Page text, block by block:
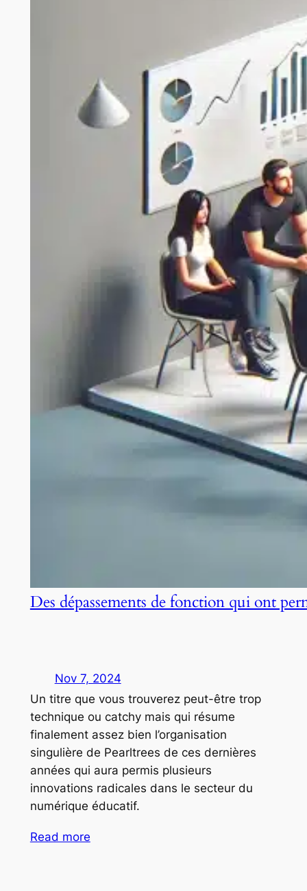
Des dépassements de fonction qui ont
Nov 7, 2024
Un titre que vous trouverez peut-être trop
technique ou catchy mais qui résume
finalement assez bien l’organisation
singulière de Pearltrees de ces dernières
années qui aura permis plusieurs
innovations radicales dans le secteur du
numérique éducatif.
Read more